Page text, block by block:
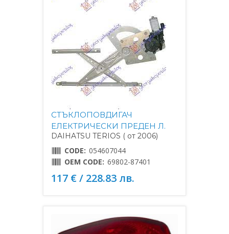
СТЪКЛОПОВДИГАЧ
ЕЛЕКТРИЧЕСКИ ПРЕДЕН Л.
DAIHATSU TERIOS ( от 2006)
CODE: 054607044
OEM CODE: 69802-87401
117 € / 228.83 лв.